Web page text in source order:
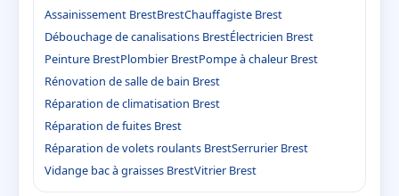
Assainissement BrestBrestChauffagiste Brest
Débouchage de canalisations BrestÉlectricien Brest
Peinture BrestPlombier BrestPompe à chaleur Brest
Rénovation de salle de bain Brest
Réparation de climatisation Brest
Réparation de fuites Brest
Réparation de volets roulants BrestSerrurier Brest
Vidange bac à graisses BrestVitrier Brest